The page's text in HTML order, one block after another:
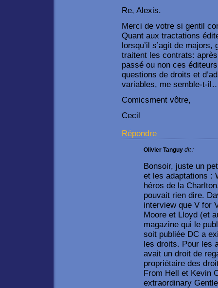
Re, Alexis.
Merci de votre si gentil
Quant aux tractations
lorsqu’il s’agit de
traitent les contrats:
passé ou non ces
questions de droits et
variables, me semble-t-
Comicsment vôtre,
Cecil
Répondre
Olivier Tanguy dit :
Bonsoir, juste un
et les adaptations :
héros de la
pouvait rien dire.
interview que V for
Moore et Lloyd (et
magazine qui le
soit publiée DC a
les droits. Pour les
avait un droit de
propriétaire des
From Hell et Kevin
extraordinary